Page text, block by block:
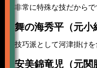
非常に特殊な技だからで
舞の海秀平（元小
技巧派として河津掛けを
安美錦竜児（元関